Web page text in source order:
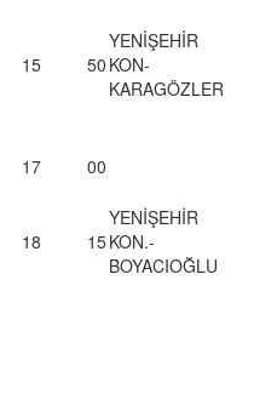
15 50
YENİŞEHİR
KON-
KARAGÖZLER
17 00
18 15
YENİŞEHİR
KON.-
BOYACIOĞLU